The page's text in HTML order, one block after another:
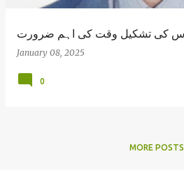
کی تشکیل وقت کی اہم ضرورت
January 08, 2025
0
MORE POSTS